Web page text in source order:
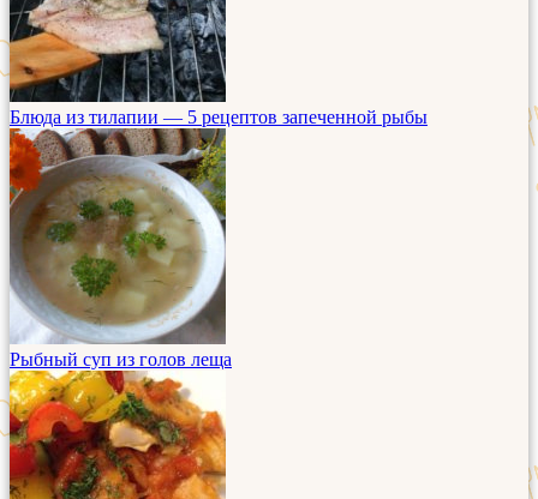
Блюда из тилапии — 5 рецептов запеченной рыбы
Рыбный суп из голов леща